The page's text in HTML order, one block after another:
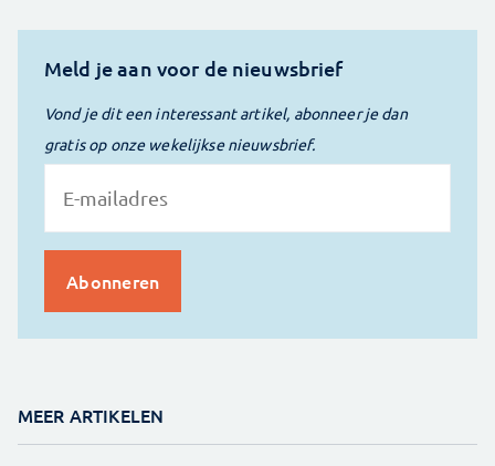
Meld je aan voor de nieuwsbrief
Vond je dit een interessant artikel, abonneer je dan
gratis op onze wekelijkse nieuwsbrief.
MEER ARTIKELEN